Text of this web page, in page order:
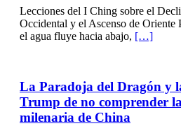
Lecciones del I Ching sobre el
Occidental y el Ascenso de
el agua fluye hacia abajo, […]
La Paradoja del Dragón y
Trump de no comprender
milenaria de China